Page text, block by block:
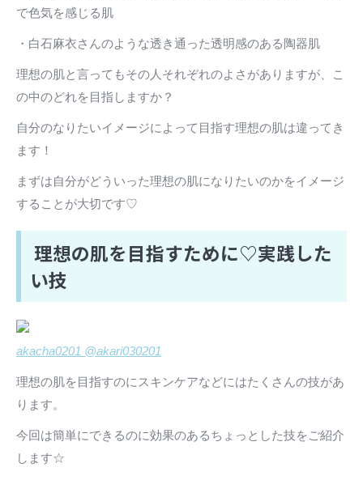
で色気を感じる肌
・白石麻衣さんのような透き通った透明感のある陶器肌
理想の肌と言ってもその人それぞれのよさがありますが、こ
の中のどれを目指しますか？
自分のなりたいイメージによって目指す理想の肌は違ってき
ます！
まずは自分がどういった理想の肌になりたいのかをイメージ
することが大切です♡
理想の肌を目指すために♡実践した
い技
akacha0201 @akari030201
理想の肌を目指すのにスキンケアなどにはたくさんの技があ
ります。
今回は簡単にできるのに効果のあるちょっとした技をご紹介
します☆